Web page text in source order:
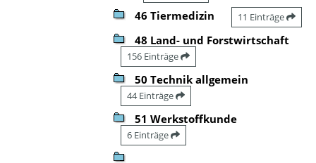
46 Tiermedizin 11 Einträge
48 Land- und Forstwirtschaft
156 Einträge
50 Technik allgemein
44 Einträge
51 Werkstoffkunde
6 Einträge